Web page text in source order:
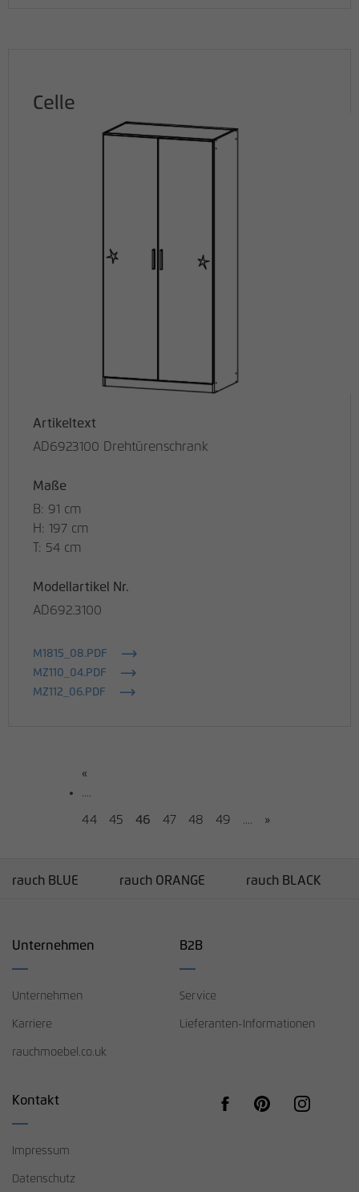
Celle
Artikeltext
AD6923100 Drehtürenschrank
Maße
B: 91 cm
H: 197 cm
T: 54 cm
Modellartikel Nr.
AD692.3100
M1815_08.PDF
MZ110_04.PDF
MZ112_06.PDF
«
....
44 45 46 47 48 49 .... »
rauch BLUE rauch ORANGE rauch BLACK
Unternehmen
Unternehmen
Karriere
rauchmoebel.co.uk
B2B
Service
Lieferanten-Informationen
Kontakt
Impressum
Datenschutz